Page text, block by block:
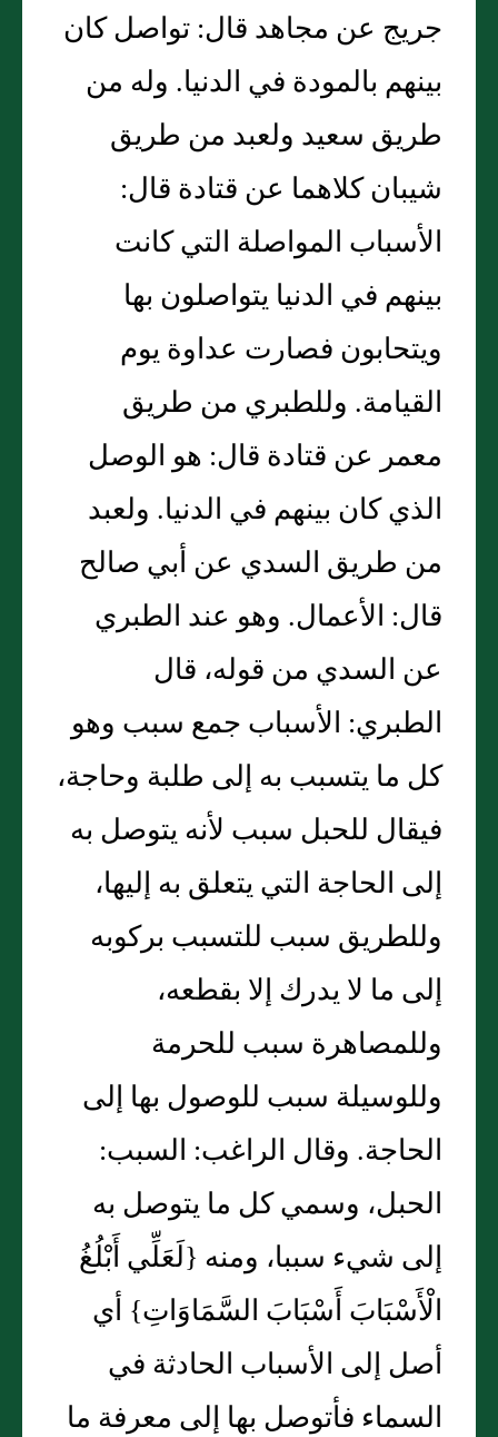
جريج عن مجاهد قال: تواصل كان
بينهم بالمودة في الدنيا. وله من
طريق سعيد ولعبد من طريق
شيبان كلاهما عن قتادة قال:
الأسباب المواصلة التي كانت
بينهم في الدنيا يتواصلون بها
ويتحابون فصارت عداوة يوم
القيامة. وللطبري من طريق
معمر عن قتادة قال: هو الوصل
الذي كان بينهم في الدنيا. ولعبد
من طريق السدي عن أبي صالح
قال: الأعمال. وهو عند الطبري
عن السدي من قوله، قال
الطبري: الأسباب جمع سبب وهو
كل ما يتسبب به إلى طلبة وحاجة،
فيقال للحبل سبب لأنه يتوصل به
إلى الحاجة التي يتعلق به إليها،
وللطريق سبب للتسبب بركوبه
إلى ما لا يدرك إلا بقطعه،
وللمصاهرة سبب للحرمة
وللوسيلة سبب للوصول بها إلى
الحاجة. وقال الراغب: السبب:
الحبل، وسمي كل ما يتوصل به
إلى شيء سببا، ومنه {لَعَلِّي أَبْلُغُ
الْأَسْبَابَ أَسْبَابَ السَّمَاوَاتِ} أي
أصل إلى الأسباب الحادثة في
السماء فأتوصل بها إلى معرفة ما